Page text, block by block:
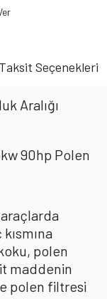
Taksit Seçenekleri
Aralığı
90hp Polen
polen
maddenin
polen filtresi